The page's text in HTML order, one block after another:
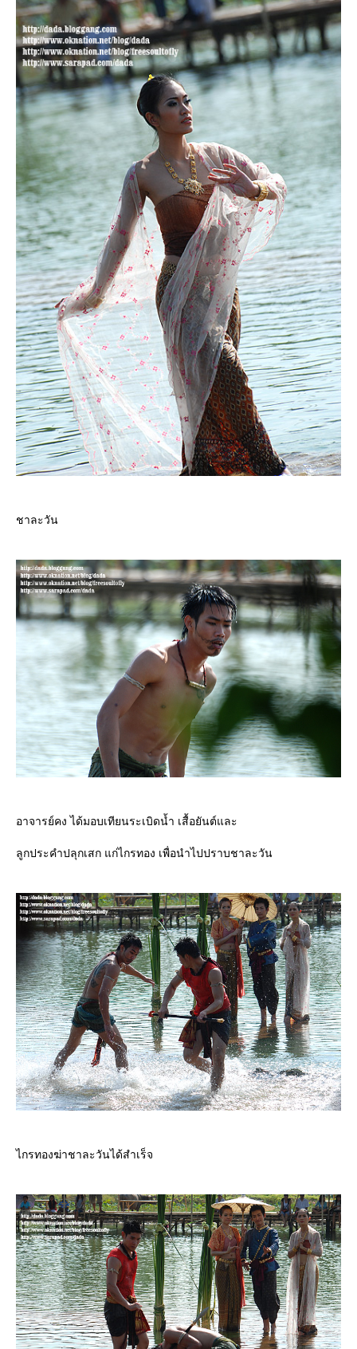
ชาละวัน
อาจารย์คง ได้มอบเทียนระเบิดน้ำ เสื้อยันต์และ
ลูกประคำปลุกเสก แก่ไกรทอง เพื่อนำไปปราบชาละวัน
ไกรทองฆ่าชาละวันได้สำเร็จ